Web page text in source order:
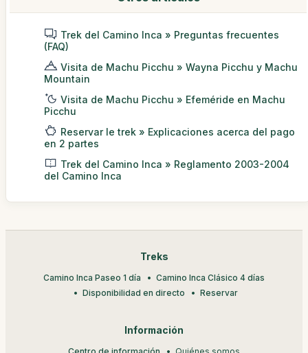
Trek del Camino Inca » Preguntas frecuentes
(FAQ)
Visita de Machu Picchu » Wayna Picchu y Machu
Mountain
Visita de Machu Picchu » Efeméride en Machu
Picchu
Reservar le trek » Explicaciones acerca del pago
en 2 partes
Trek del Camino Inca » Reglamento 2003-2004
del Camino Inca
Treks
Camino Inca Paseo 1 día
Camino Inca Clásico 4 días
Disponibilidad en directo
Reservar
Información